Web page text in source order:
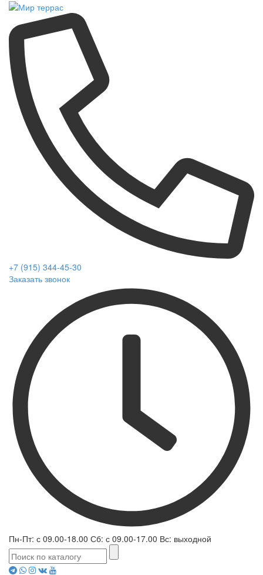
+7 (915) 344-45-30
Заказать звонок
Пн-Пт: с 09.00-18.00 Сб: с 09.00-17.00 Вс: выходной